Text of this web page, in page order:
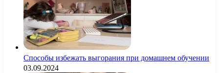
Способы избежать выгорания при домашнем обучении
03.09.2024